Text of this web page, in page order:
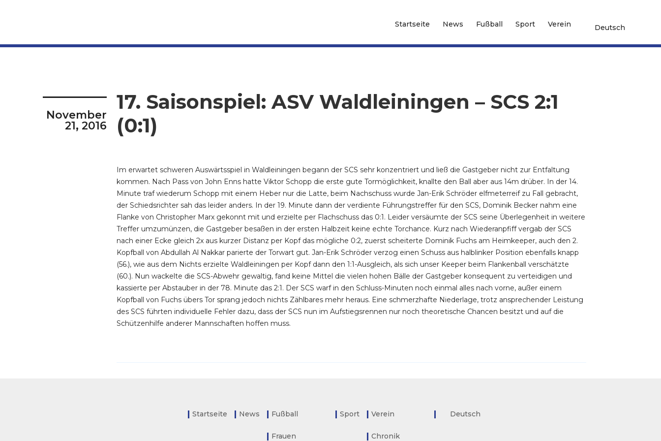
Startseite News Fußball Sport Verein Deutsch
November
21, 2016
17. Saisonspiel: ASV Waldleiningen – SCS 2:1
(0:1)
Im erwartet schweren Auswärtsspiel in Waldleiningen begann der SCS sehr konzentriert und ließ die Gastgeber nicht zur Entfaltung
kommen. Nach Pass von John Enns hatte Viktor Schopp die erste gute Tormöglichkeit, knallte den Ball aber aus 14m drüber. In der 14.
Minute traf wiederum Schopp mit einem Heber nur die Latte, beim Nachschuss wurde Jan-Erik Schröder elfmeterreif zu Fall gebracht,
der Schiedsrichter sah das leider anders. In der 19. Minute dann der verdiente Führungstreffer für den SCS, Dominik Becker nahm eine
Flanke von Christopher Marx gekonnt mit und erzielte per Flachschuss das 0:1. Leider versäumte der SCS seine Überlegenheit in weitere
Treffer umzumünzen, die Gastgeber besaßen in der ersten Halbzeit keine echte Torchance. Kurz nach Wiederanpfiff vergab der SCS
nach einer Ecke gleich 2x aus kurzer Distanz per Kopf das mögliche 0:2, zuerst scheiterte Dominik Fuchs am Heimkeeper, auch den 2.
Kopfball von Abdullah Al Nakkar parierte der Torwart gut. Jan-Erik Schröder verzog einen Schuss aus halblinker Position ebenfalls knapp
(56.), wie aus dem Nichts erzielte Waldleiningen per Kopf dann den 1:1-Ausgleich, als sich unser Keeper beim Flankenball verschätzte
(60.). Nun wackelte die SCS-Abwehr gewaltig, fand keine Mittel die vielen hohen Bälle der Gastgeber konsequent zu verteidigen und
kassierte per Abstauber in der 78. Minute das 2:1. Der SCS warf in den Schluss-Minuten noch einmal alles nach vorne, außer einem
Kopfball von Fuchs übers Tor sprang jedoch nichts Zählbares mehr heraus. Eine schmerzhafte Niederlage, trotz ansprechender Leistung
des SCS führten individuelle Fehler dazu, dass der SCS nun im Aufstiegsrennen nur noch theoretische Chancen besitzt und auf die
Schützenhilfe anderer Mannschaften hoffen muss.
Startseite News Fußball
Frauen
Sport Verein
Chronik
Deutsch